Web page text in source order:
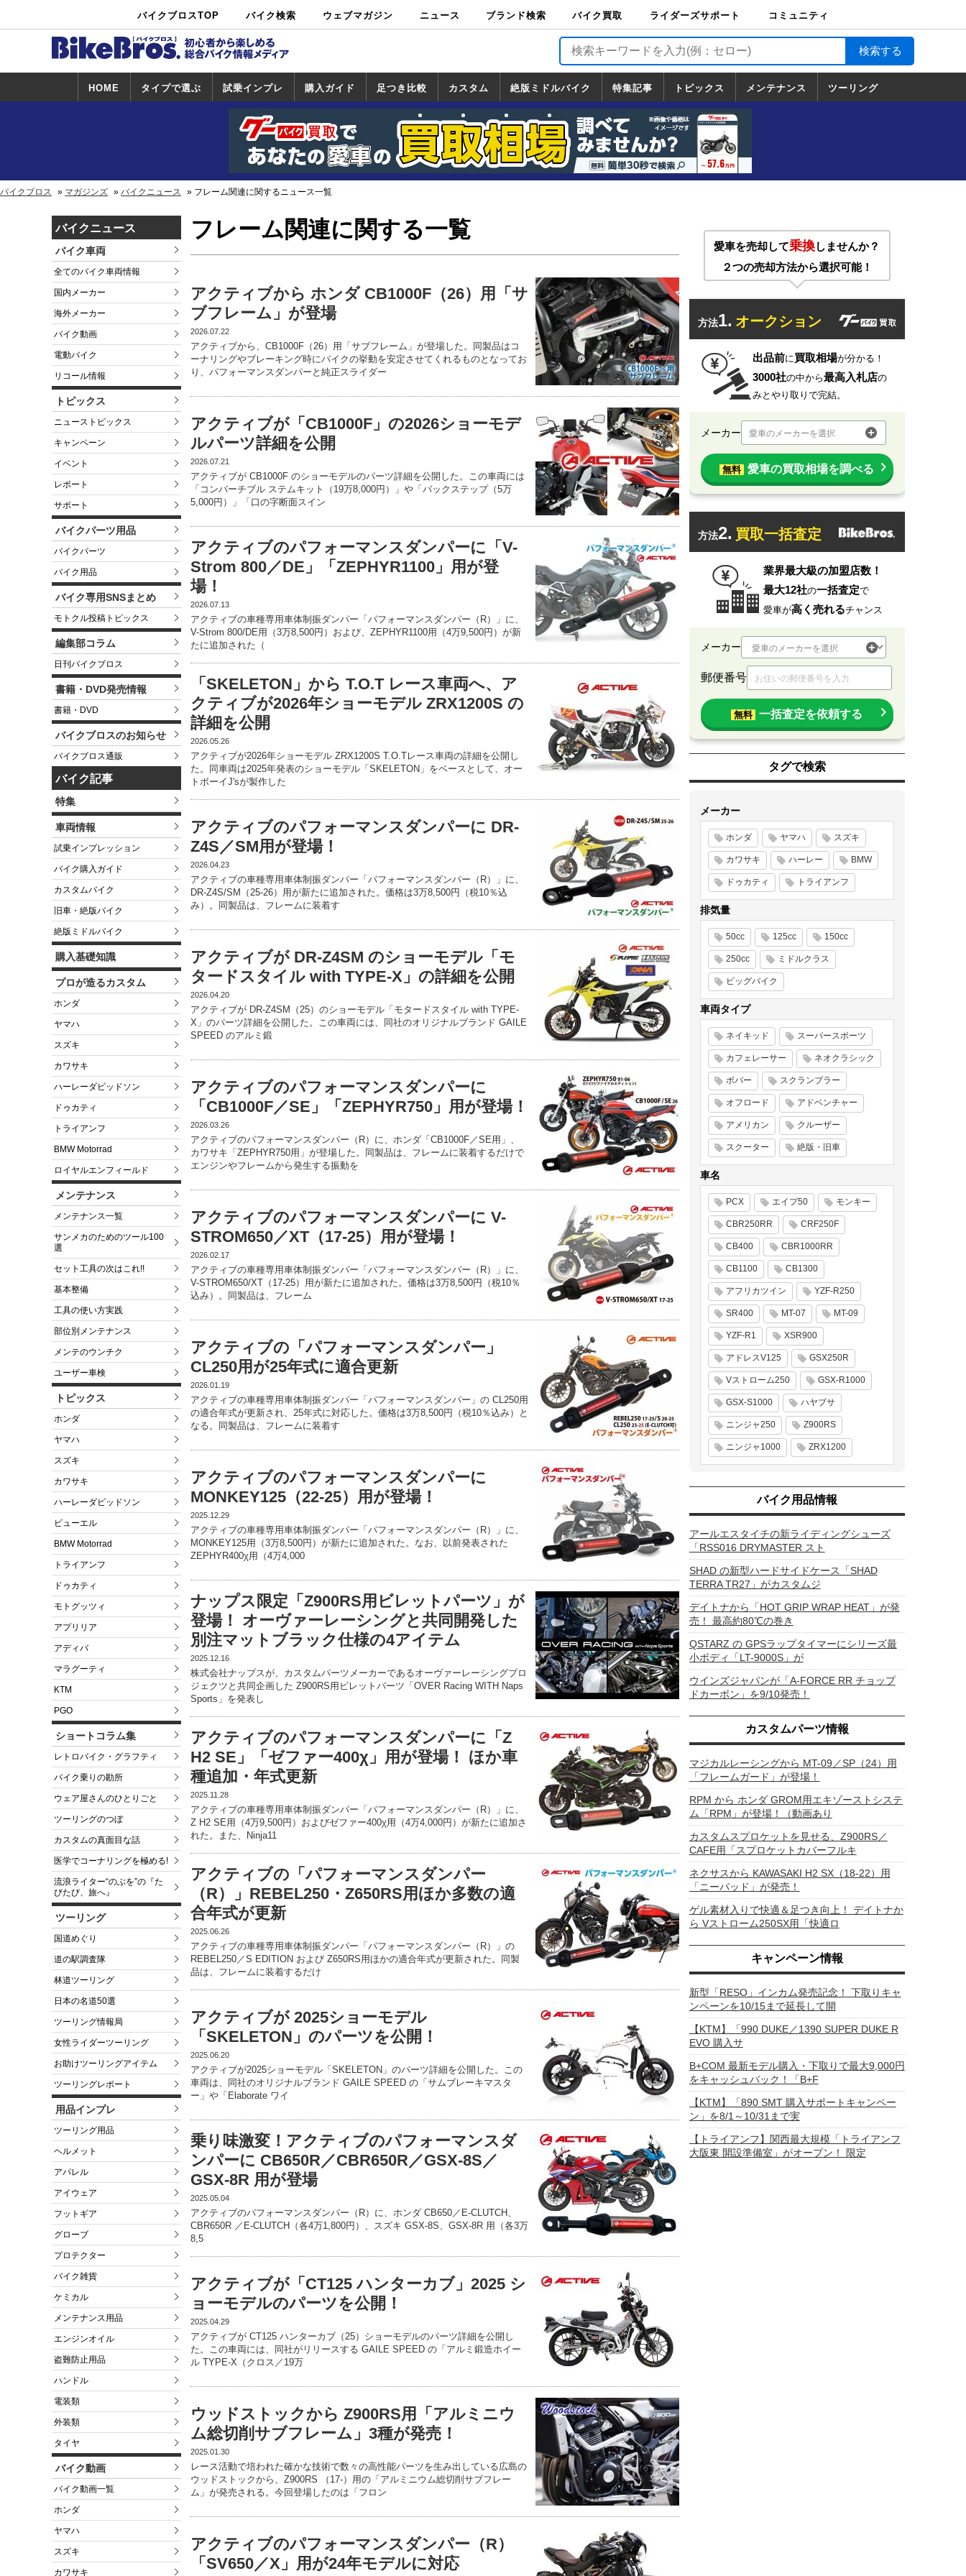
バイクブロスTOP バイク検索
中古バイ
ク・新車検
カタログ検
索
ショップ検
索
ウェブマガジン ニュース ブランド検索 バイク買取
バイク買取
ライダーズサポート
ライダーズサポート
TOP
バイク輸送
バイクガレージライ
フ
バイク車両保険
ロードサービス
バイク試乗
コミュニティ
HOME タイプで選ぶ 試乗インプレ
試乗インプレ
一覧
ホンダ
ヤマハ
スズキ
カワサキ
ハーレー
BMW
トライアンフ
ドゥカティ
購入ガイド
一覧
足つき比較 カスタム
カスタム
一覧
ホンダ
ヤマハ
スズキ
カワサキ
絶版ミドルバイク
絶版ミドルバイク
一覧
ホンダ
ヤマハ
スズキ
カワサキ
特集記事 トピックス
トピックス
一覧
ホンダ
ヤマハ
スズキ
カワサキ
ハーレーダ
ビッドソン
BMW
ドゥカティ
トライアン
フ
メンテナンス ツーリング
道の駅調査隊
ツーリング情報局
日本の道50選
国道めぐり
林道ツーリング
バイクブロス マガジンズ バイクニュース フレーム関連に関するニュース一覧
バイクニュース
バイク車両
全てのバイク車両情報
国内メーカー
海外メーカー
バイク動画
電動バイク
リコール情報
トピックス
ニューストピックス
キャンペーン
イベント
レポート
サポート
バイクパーツ用品
バイクパーツ
バイク用品
バイク専用SNSまとめ
モトクル投稿トピックス
編集部コラム
日刊バイクブロス
書籍・DVD発売情報
書籍・DVD
バイクブロスのお知らせ
バイクブロス通販
バイク記事
特集
車両情報
試乗インプレッション
バイク購入ガイド
カスタムバイク
旧車・絶版バイク
絶版ミドルバイク
購入基礎知識
プロが造るカスタム
ホンダ
ヤマハ
スズキ
カワサキ
ハーレーダビッドソン
ドゥカティ
トライアンフ
BMW Motorrad
ロイヤルエンフィールド
メンテナンス
メンテナンス一覧
サンメカのためのツール100
選
セット工具の次はこれ!!
基本整備
工具の使い方実践
部位別メンテナンス
メンテのウンチク
ユーザー車検
トピックス
ホンダ
ヤマハ
スズキ
カワサキ
ハーレーダビッドソン
ビューエル
BMW Motorrad
トライアンフ
ドゥカティ
モトグッツィ
アプリリア
アディバ
マラグーティ
KTM
PGO
ショートコラム集
レトロバイク・グラフティ
バイク乗りの勘所
ウェア屋さんのひとりごと
ツーリングのつぼ
カスタムの真面目な話
医学でコーナリングを極める!
流浪ライター“のぶを”の『た
びたび、旅へ』
ツーリング
国道めぐり
道の駅調査隊
林道ツーリング
日本の名道50選
ツーリング情報局
女性ライダーツーリング
お助けツーリングアイテム
ツーリングレポート
用品インプレ
ツーリング用品
ヘルメット
アパレル
アイウェア
フットギア
グローブ
プロテクター
バイク雑貨
ケミカル
メンテナンス用品
エンジンオイル
盗難防止用品
ハンドル
電装類
外装類
タイヤ
バイク動画
バイク動画一覧
ホンダ
ヤマハ
スズキ
カワサキ
フレーム関連に関する一覧
アクティブから ホンダ CB1000F（26）用「サ
ブフレーム」が登場
2026.07.22
アクティブから、CB1000F（26）用「サブフレーム」が登場した。同製品はコ
ーナリングやブレーキング時にバイクの挙動を安定させてくれるものとなってお
り、パフォーマンスダンパーと純正スライダー
アクティブが「CB1000F」の2026ショーモデ
ルパーツ詳細を公開
2026.07.21
アクティブが CB1000F のショーモデルのパーツ詳細を公開した。この車両には
「コンバーチブル ステムキット（19万8,000円）」や「バックステップ（5万
5,000円）」「口の字断面スイン
アクティブのパフォーマンスダンパーに「V-
Strom 800／DE」「ZEPHYR1100」用が登
場！
2026.07.13
アクティブの車種専用車体制振ダンパー「パフォーマンスダンパー（R）」に、
V-Strom 800/DE用（3万8,500円）および、ZEPHYR1100用（4万9,500円）が新
たに追加された（
「SKELETON」から T.O.T レース車両へ、ア
クティブが2026年ショーモデル ZRX1200S の
詳細を公開
2026.05.26
アクティブが2026年ショーモデル ZRX1200S T.O.Tレース車両の詳細を公開し
た。同車両は2025年発表のショーモデル「SKELETON」をベースとして、オー
トボーイJ'sが製作した
アクティブのパフォーマンスダンパーに DR-
Z4S／SM用が登場！
2026.04.23
アクティブの車種専用車体制振ダンパー「パフォーマンスダンパー（R）」に、
DR-Z4S/SM（25-26）用が新たに追加された。価格は3万8,500円（税10％込
み）。同製品は、フレームに装着す
アクティブが DR-Z4SM のショーモデル「モ
タードスタイル with TYPE-X」の詳細を公開
2026.04.20
アクティブが DR-Z4SM（25）のショーモデル「モタードスタイル with TYPE-
X」のパーツ詳細を公開した。この車両には、同社のオリジナルブランド GAILE
SPEED のアルミ鍛
アクティブのパフォーマンスダンパーに
「CB1000F／SE」「ZEPHYR750」用が登場！
2026.03.26
アクティブのパフォーマンスダンパー（R）に、ホンダ「CB1000F／SE用」、
カワサキ「ZEPHYR750用」が登場した。同製品は、フレームに装着するだけで
エンジンやフレームから発生する振動を
アクティブのパフォーマンスダンパーに V-
STROM650／XT（17-25）用が登場！
2026.02.17
アクティブの車種専用車体制振ダンパー「パフォーマンスダンパー（R）」に、
V-STROM650/XT（17-25）用が新たに追加された。価格は3万8,500円（税10％
込み）。同製品は、フレーム
アクティブの「パフォーマンスダンパー」
CL250用が25年式に適合更新
2026.01.19
アクティブの車種専用車体制振ダンパー「パフォーマンスダンパー」の CL250用
の適合年式が更新され、25年式に対応した。価格は3万8,500円（税10％込み）と
なる。同製品は、フレームに装着す
アクティブのパフォーマンスダンパーに
MONKEY125（22-25）用が登場！
2025.12.29
アクティブの車種専用車体制振ダンパー「パフォーマンスダンパー（R）」に、
MONKEY125用（3万8,500円）が新たに追加された。なお、以前発表された
ZEPHYR400χ用（4万4,000
ナップス限定「Z900RS用ビレットパーツ」が
登場！ オーヴァーレーシングと共同開発した
別注マットブラック仕様の4アイテム
2025.12.16
株式会社ナップスが、カスタムパーツメーカーであるオーヴァーレーシングプロ
ジェクツと共同企画した Z900RS用ビレットパーツ「OVER Racing WITH Naps
Sports」を発表し
アクティブのパフォーマンスダンパーに「Z
H2 SE」「ゼファー400χ」用が登場！ ほか車
種追加・年式更新
2025.11.28
アクティブの車種専用車体制振ダンパー「パフォーマンスダンパー（R）」に、
Z H2 SE用（4万9,500円）およびゼファー400χ用（4万4,000円）が新たに追加さ
れた。また、Ninja11
アクティブの「パフォーマンスダンパー
（R）」REBEL250・Z650RS用ほか多数の適
合年式が更新
2025.06.26
アクティブの車種専用車体制振ダンパー「パフォーマンスダンパー（R）」の
REBEL250／S EDITION および Z650RS用ほかの適合年式が更新された。同製
品は、フレームに装着するだけ
アクティブが 2025ショーモデル
「SKELETON」のパーツを公開！
2025.06.20
アクティブが2025ショーモデル「SKELETON」のパーツ詳細を公開した。この
車両は、同社のオリジナルブランド GAILE SPEED の「サムブレーキマスタ
ー」や「Elaborate ワイ
乗り味激変！アクティブのパフォーマンスダ
ンパーに CB650R／CBR650R／GSX-8S／
GSX-8R 用が登場
2025.05.04
アクティブのパフォーマンスダンパー（R）に、ホンダ CB650／E-CLUTCH、
CBR650R ／E-CLUTCH（各4万1,800円）、スズキ GSX-8S、GSX-8R 用（各3万
8,5
アクティブが「CT125 ハンターカブ」2025 シ
ョーモデルのパーツを公開！
2025.04.29
アクティブが CT125 ハンターカブ（25）ショーモデルのパーツ詳細を公開し
た。この車両には、同社がリリースする GAILE SPEED の「アルミ鍛造ホイー
ル TYPE-X（クロス／19万
ウッドストックから Z900RS用「アルミニウ
ム総切削サブフレーム」3種が発売！
2025.01.30
レース活動で培われた確かな技術で数々の高性能パーツを生み出している広島の
ウッドストックから、Z900RS （17-）用の「アルミニウム総切削サブフレー
ム」が発売される。今回登場したのは「フロン
アクティブのパフォーマンスダンパー（R）
「SV650／X」用が24年モデルに対応
愛車を売却して乗換しませんか？
２つの売却方法から選択可能！
方法1. オークション
出品前に買取相場が分かる！
3000社の中から最高入札店の
みとやり取りで完結。
メーカー 愛車のメーカーを選択
無料 愛車の買取相場を調べる
方法2. 買取一括査定
業界最大級の加盟店数！
最大12社の一括査定で
愛車が高く売れるチャンス
メーカー
郵便番号
無料 一括査定を依頼する
タグで検索
メーカー
ホンダ ヤマハ スズキ
カワサキ ハーレー BMW
ドゥカティ トライアンフ
排気量
50cc 125cc 150cc
250cc ミドルクラス
ビッグバイク
車両タイプ
ネイキッド スーパースポーツ
カフェレーサー ネオクラシック
ボバー スクランブラー
オフロード アドベンチャー
アメリカン クルーザー
スクーター 絶版・旧車
車名
PCX エイプ50 モンキー
CBR250RR CRF250F
CB400 CBR1000RR
CB1100 CB1300
アフリカツイン YZF-R250
SR400 MT-07 MT-09
YZF-R1 XSR900
アドレスV125 GSX250R
Vストローム250 GSX-R1000
GSX-S1000 ハヤブサ
ニンジャ250 Z900RS
ニンジャ1000 ZRX1200
バイク用品情報
アールエスタイチの新ライディングシューズ
「RSS016 DRYMASTER スト
SHAD の新型ハードサイドケース「SHAD
TERRA TR27」がカスタムジ
デイトナから「HOT GRIP WRAP HEAT」が発
売！ 最高約80℃の巻き
QSTARZ の GPSラップタイマーにシリーズ最
小ボディ「LT-9000S」が
ウインズジャパンが「A-FORCE RR チョップ
ドカーボン」を9/10発売！
カスタムパーツ情報
マジカルレーシングから MT-09／SP（24）用
「フレームガード」が登場！
RPM から ホンダ GROM用エキゾーストシステ
ム「RPM」が登場！（動画あり
カスタムスプロケットを見せる、Z900RS／
CAFE用「スプロケットカバーフルキ
ネクサスから KAWASAKI H2 SX（18-22）用
「ニーパッド」が発売！
ゲル素材入りで快適＆足つき向上！ デイトナか
ら Vストローム250SX用「快適ロ
キャンペーン情報
新型「RESO」インカム発売記念！ 下取りキャ
ンペーンを10/15まで延長して開
【KTM】「990 DUKE／1390 SUPER DUKE R
EVO 購入サ
B+COM 最新モデル購入・下取りで最大9,000円
をキャッシュバック！「B+F
【KTM】「890 SMT 購入サポートキャンペー
ン」を8/1～10/31まで実
【トライアンフ】関西最大規模「トライアンフ
大阪東 開設準備室」がオープン！ 限定